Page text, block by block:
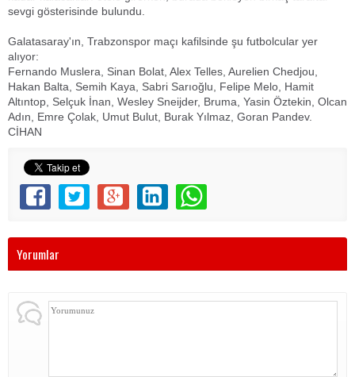
sevgi gösterisinde bulundu.
Galatasaray'ın, Trabzonspor maçı kafilsinde şu futbolcular yer
alıyor:
Fernando Muslera, Sinan Bolat, Alex Telles, Aurelien Chedjou,
Hakan Balta, Semih Kaya, Sabri Sarıoğlu, Felipe Melo, Hamit
Altıntop, Selçuk İnan, Wesley Sneijder, Bruma, Yasin Öztekin, Olcan
Adın, Emre Çolak, Umut Bulut, Burak Yılmaz, Goran Pandev.
CİHAN
Yorumlar